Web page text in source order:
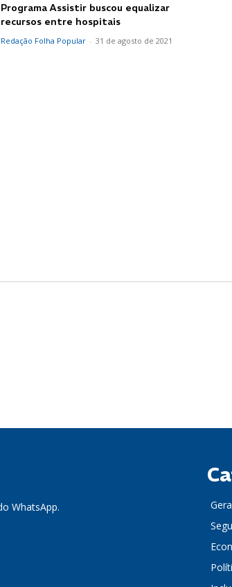
Programa Assistir buscou equalizar
recursos entre hospitais
Redação Folha Popular - 31 de agosto de 2021
WhatsApp.